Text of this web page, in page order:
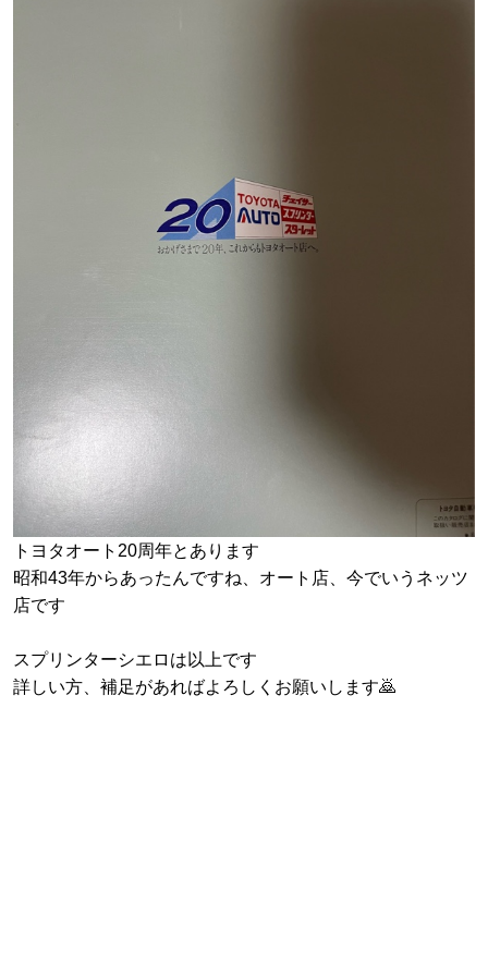
トヨタオート20周年とあります
昭和43年からあったんですね、オート店、今でいうネッツ
店です
スプリンターシエロは以上です
詳しい方、補足があればよろしくお願いします🙇